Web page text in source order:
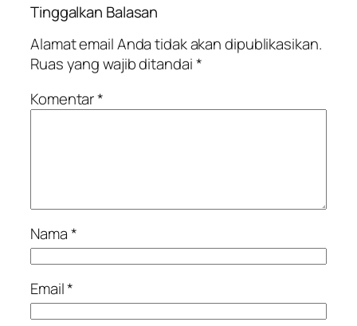
Tinggalkan Balasan
Alamat email Anda tidak akan dipublikasikan.
Ruas yang wajib ditandai*
Komentar*
Nama*
Email*